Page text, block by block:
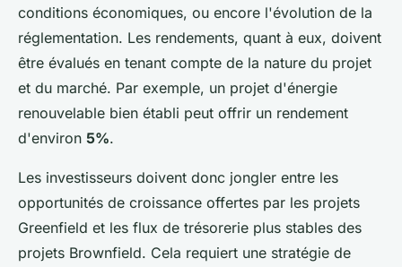
conditions économiques, ou encore l'évolution de la
réglementation. Les rendements, quant à eux, doivent
être évalués en tenant compte de la nature du projet
et du marché. Par exemple, un projet d'énergie
renouvelable bien établi peut offrir un rendement
d'environ 5%.
Les investisseurs doivent donc jongler entre les
opportunités de croissance offertes par les projets
Greenfield et les flux de trésorerie plus stables des
projets Brownfield. Cela requiert une stratégie de